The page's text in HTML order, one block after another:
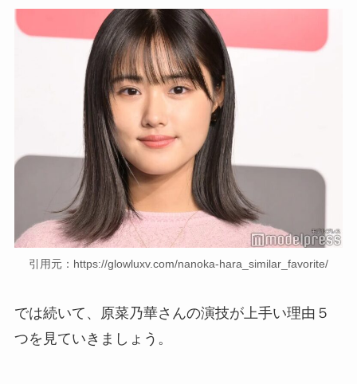
引用元：https://glowluxv.com/nanoka-hara_similar_favorite/
では続いて、原菜乃華さんの演技が上手い理由５
つを見ていきましょう。